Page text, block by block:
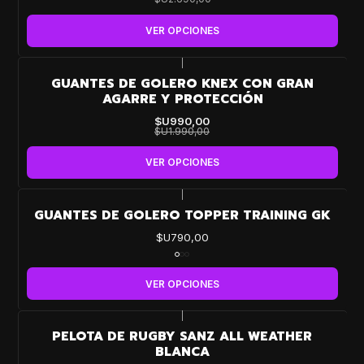
VER OPCIONES
-50%
OFFGUANTES DE GOLERO KNEX CON GRAN
AGARRE Y PROTECCIÓN
$U990,00
$U1.990,00
VER OPCIONES
GUANTES DE GOLERO TOPPER TRAINING GK
$U790,00
VER OPCIONES
-47%
OFFPELOTA DE RUGBY SANZ ALL WEATHER
BLANCA